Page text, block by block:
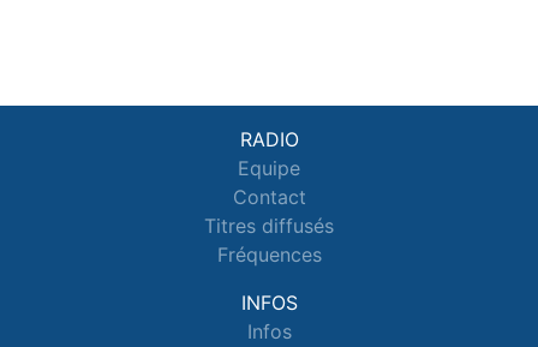
RADIO
Equipe
Contact
Titres diffusés
Fréquences
INFOS
Infos